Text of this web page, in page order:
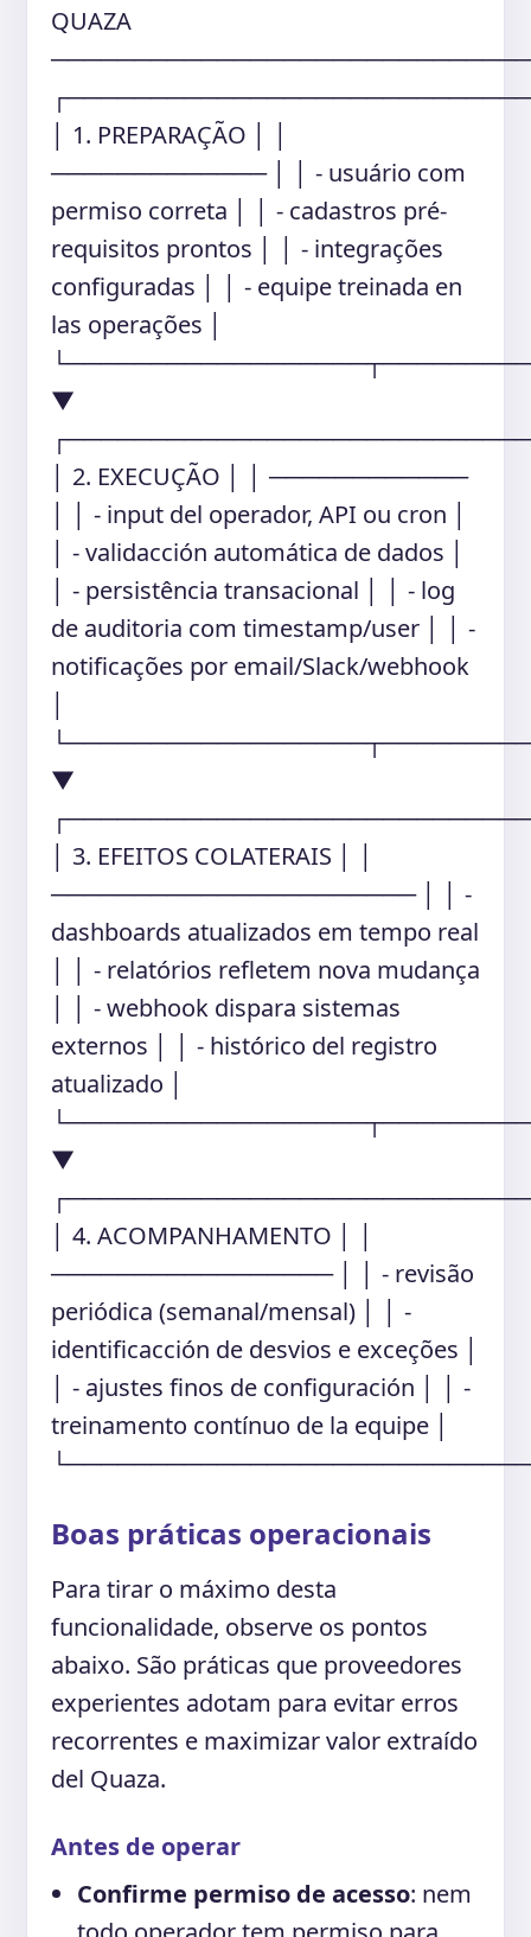
QUAZA
│ 1. PREPARAÇÃO │ │
───────────── │ │ - usuário com
permiso correta │ │ - cadastros pré-
requisitos prontos │ │ - integrações
configuradas │ │ - equipe treinada en
las operações │
▼
│ 2. EXECUÇÃO │ │ ────────────
│ │ - input del operador, API ou cron │
│ - validacción automática de dados │
│ - persistência transacional │ │ - log
de auditoria com timestamp/user │ │ -
notificações por email/Slack/webhook
▼
│ 3. EFEITOS COLATERAIS │ │
────────────────────── │ │ -
dashboards atualizados em tempo real
│ │ - relatórios refletem nova mudança
│ │ - webhook dispara sistemas
externos │ │ - histórico del registro
atualizado │
▼
│ 4. ACOMPANHAMENTO │ │
───────────────── │ │ - revisão
periódica (semanal/mensal) │ │ -
identificacción de desvios e exceções │
│ - ajustes finos de configuración │ │ -
treinamento contínuo de la equipe │
Boas práticas operacionais
Para tirar o máximo desta
funcionalidade, observe os pontos
abaixo. São práticas que proveedores
experientes adotam para evitar erros
recorrentes e maximizar valor extraído
del Quaza.
Antes de operar
Confirme permiso de acesso: nem